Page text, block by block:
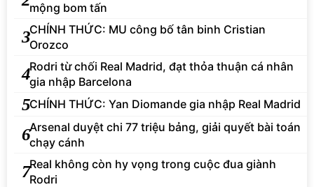
mộng bom tấn
3CHÍNH THỨC: MU công bố tân binh Cristian
Orozco
4Rodri từ chối Real Madrid, đạt thỏa thuận cá nhân
gia nhập Barcelona
5CHÍNH THỨC: Yan Diomande gia nhập Real Madrid
6Arsenal duyệt chi 77 triệu bảng, giải quyết bài toán
chạy cánh
7Real không còn hy vọng trong cuộc đua giành
Rodri